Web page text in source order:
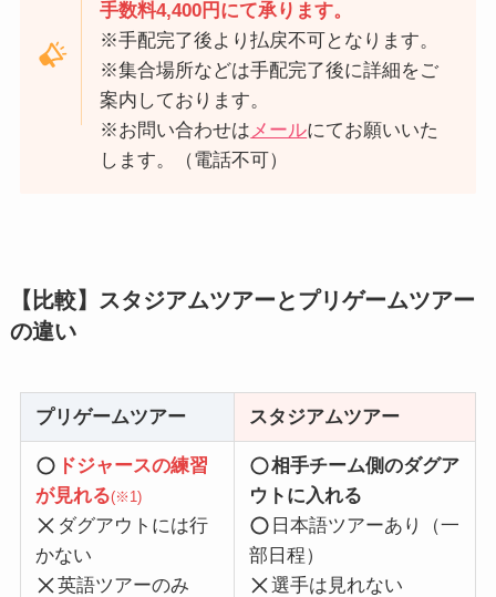
手数料4,400円にて承ります。
※手配完了後より払戻不可となります。
※集合場所などは手配完了後に詳細をご
案内しております。
※お問い合わせはメールにてお願いいた
します。（電話不可）
【比較】スタジアムツアーとプリゲームツアー
の違い
プリゲームツアー スタジアムツアー
ドジャースの練習
が見れる(※1)
ダグアウトには行
かない
英語ツアーのみ
相手チーム側のダグア
ウトに入れる
日本語ツアーあり（一
部日程）
選手は見れない